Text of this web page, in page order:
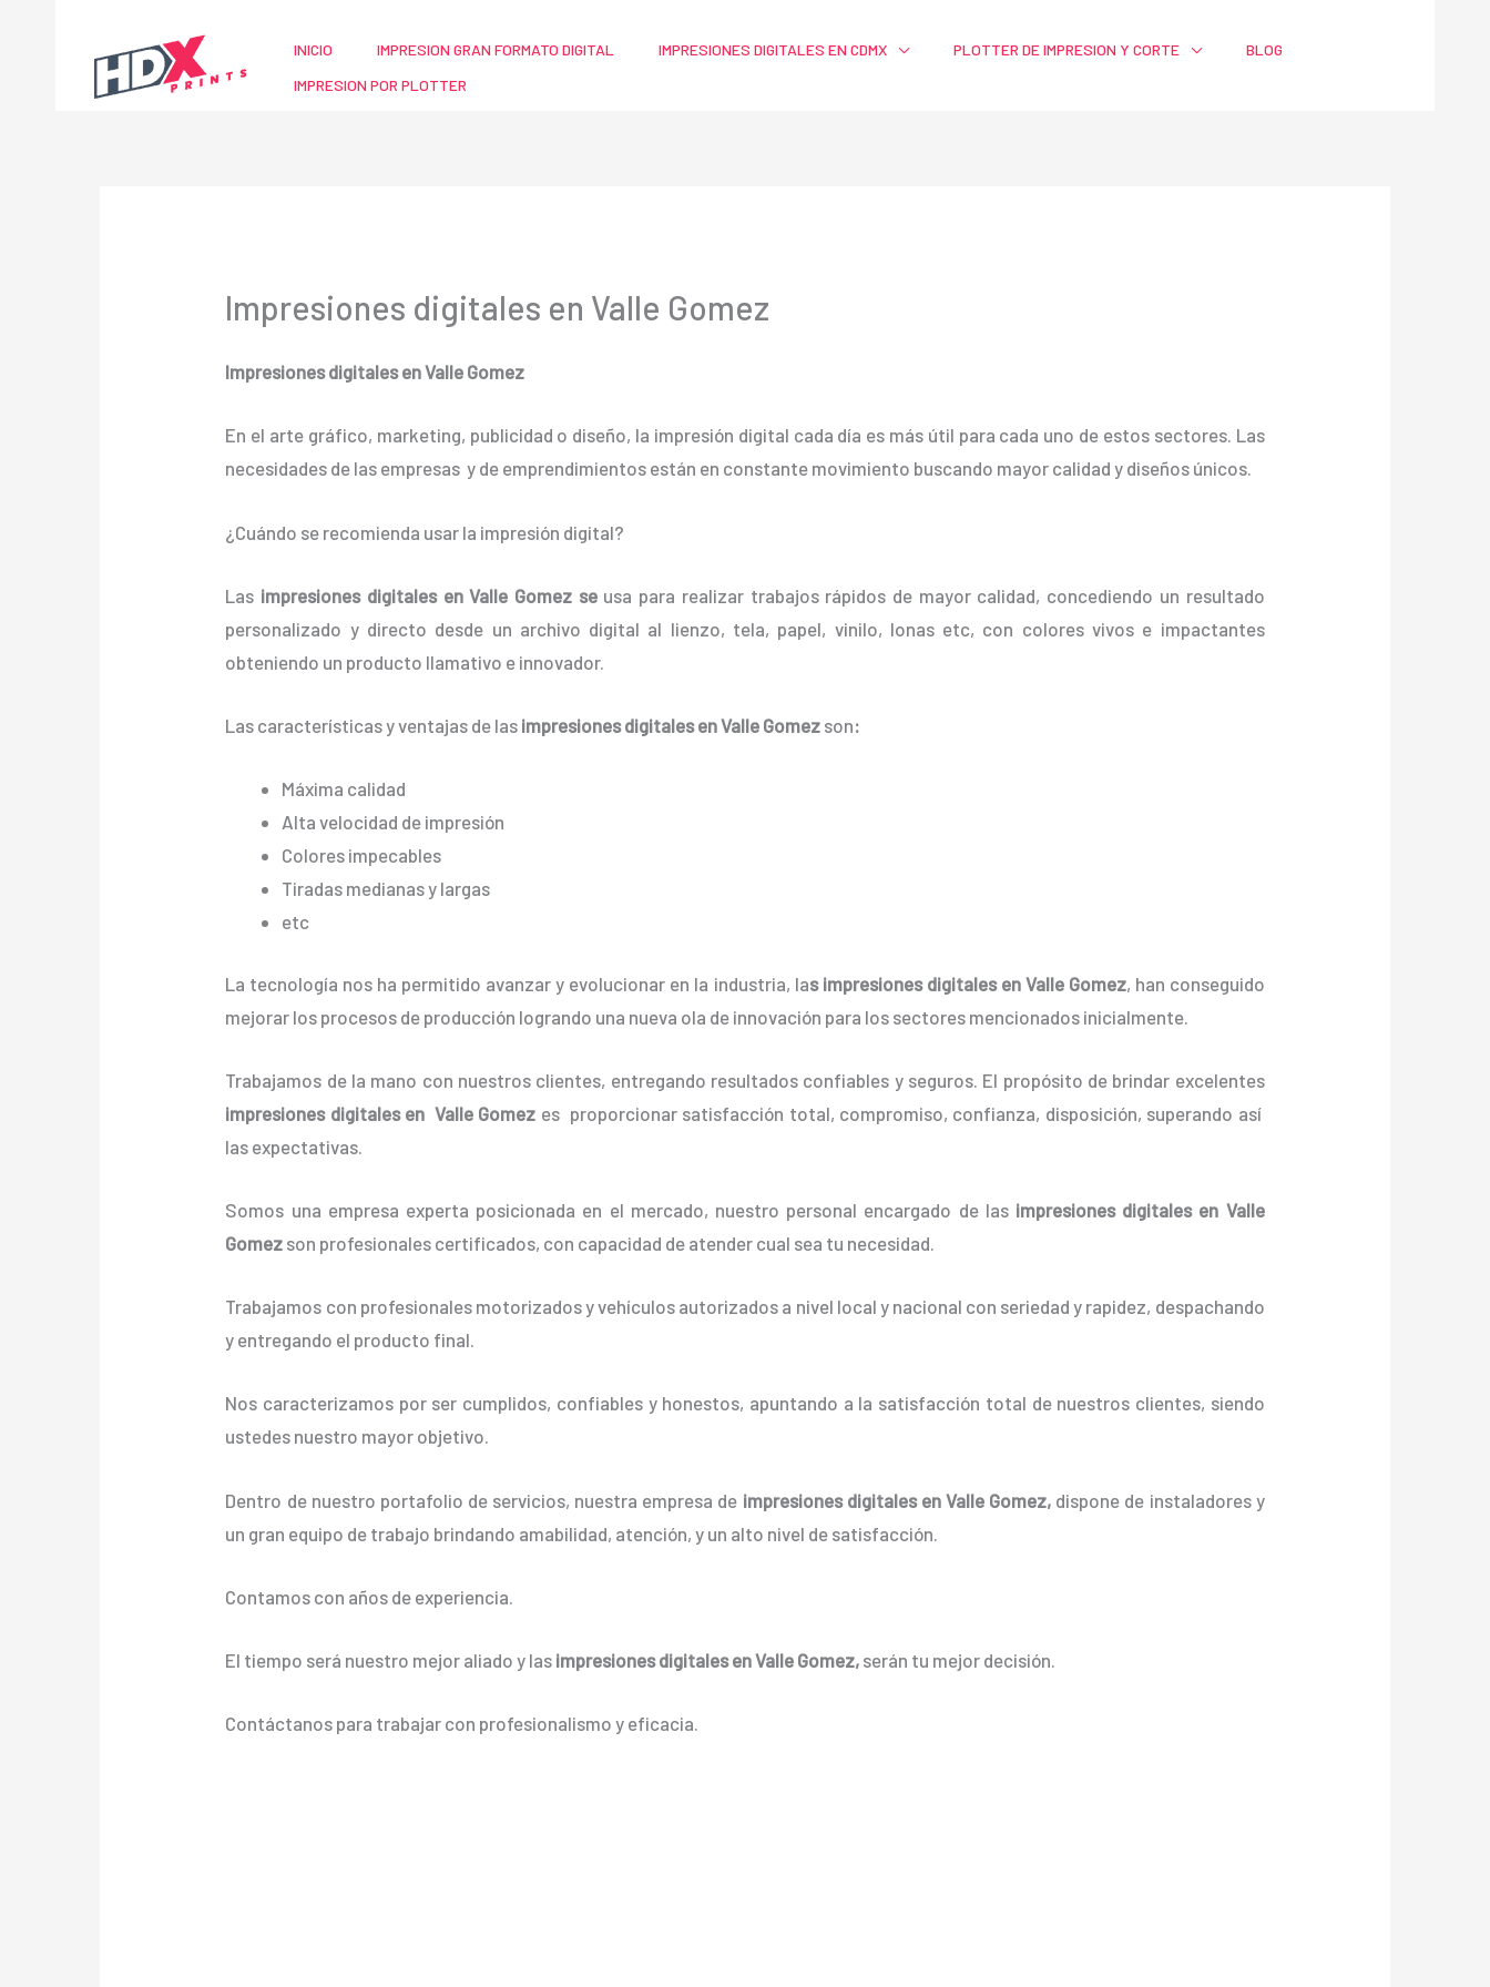
contenido
INICIO IMPRESION GRAN FORMATO DIGITAL IMPRESIONES DIGITALES EN CDMX PLOTTER DE IMPRESION Y CORTE
BLOG
IMPRESION POR PLOTTER
Impresiones digitales en Valle Gomez
Impresiones digitales en Valle Gomez
En el arte gráfico, marketing, publicidad o diseño, la impresión digital cada día es más útil para cada uno de estos sectores. Las
necesidades de las empresas y de emprendimientos están en constante movimiento buscando mayor calidad y diseños únicos.
¿Cuándo se recomienda usar la impresión digital?
Las impresiones digitales en Valle Gomez seusa para realizar trabajos rápidos de mayor calidad, concediendo un resultado
personalizado y directo desde un archivo digital al lienzo, tela, papel, vinilo, lonas etc, con colores vivos e impactantes
obteniendo un producto llamativo e innovador.
Las características y ventajas de las impresiones digitales en Valle Gomez son:
Máxima calidad
Alta velocidad de impresión
Colores impecables
Tiradas medianas y largas
etc
La tecnología nos ha permitido avanzar y evolucionar en la industria, las impresiones digitales en Valle Gomez, han conseguido
mejorar los procesos de producción logrando una nueva ola de innovación para los sectores mencionados inicialmente.
Trabajamos de la mano con nuestros clientes, entregando resultados confiables y seguros. El propósito de brindar excelentes
impresiones digitales en Valle Gomez es proporcionar satisfacción total, compromiso, confianza, disposición, superando así
las expectativas.
Somos una empresa experta posicionada en el mercado, nuestro personal encargado de las impresiones digitales en Valle
Gomez son profesionales certificados, con capacidad de atender cual sea tu necesidad.
Trabajamos con profesionales motorizados y vehículos autorizados a nivel local y nacional con seriedad y rapidez, despachando
y entregando el producto final.
Nos caracterizamos por ser cumplidos, confiables y honestos, apuntando a la satisfacción total de nuestros clientes, siendo
ustedes nuestro mayor objetivo.
Dentro de nuestro portafolio de servicios, nuestra empresa de impresiones digitales en Valle Gomez, dispone de instaladores y
un gran equipo de trabajo brindando amabilidad, atención, y un alto nivel de satisfacción.
Contamos con años de experiencia.
El tiempo será nuestro mejor aliado y las impresiones digitales en Valle Gomez, serán tu mejor decisión.
Contáctanos para trabajar con profesionalismo y eficacia.